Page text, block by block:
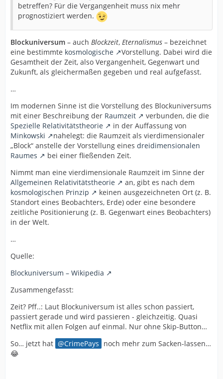
betreffen? Für die Vergangenheit muss nix mehr
prognostiziert werden.
Blockuniversum – auch Blockzeit, Eternalismus – bezeichnet
eine bestimmte kosmologische
Vorstellung. Dabei wird die
Gesamtheit der Zeit, also Vergangenheit, Gegenwart und
Zukunft, als gleichermaßen gegeben und real aufgefasst.
…
Im modernen Sinne ist die Vorstellung des Blockuniversums
mit einer Beschreibung der Raumzeit
verbunden, die die
Spezielle Relativitätstheorie
in der Auffassung von
Minkowski
nahelegt: die Raumzeit als vierdimensionaler
„Block“ anstelle der Vorstellung eines dreidimensionalen
Raumes
bei einer fließenden Zeit.
Nimmt man eine vierdimensionale Raumzeit im Sinne der
Allgemeinen Relativitätstheorie
an, gibt es nach dem
kosmologischen Prinzip
keinen ausgezeichneten Ort (z. B.
Standort eines Beobachters, Erde) oder eine besondere
zeitliche Positionierung (z. B. Gegenwart eines Beobachters)
in der Welt.
…
Quelle:
Blockuniversum – Wikipedia
Zusammengefasst:
Zeit? Pff..: Laut Blockuniversum ist alles schon passiert,
passiert gerade und wird passieren - gleichzeitig. Quasi
Netflix mit allen Folgen auf einmal. Nur ohne Skip-Button…
So… jetzt hat
CrimePays noch mehr zum Sacken-lassen…
😂